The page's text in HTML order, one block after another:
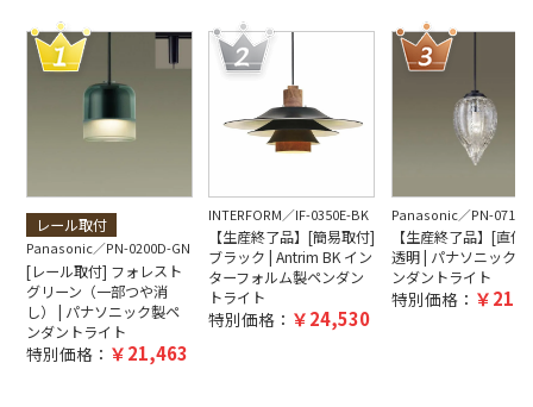
レール取付
Panasonic PN-0200D-GN
[レール取付] フォレスト
グリーン（一部つや消
し） | パナソニック製ペ
ンダントライト
特別価格： 21,463
INTERFORM IF-0350E-BK
【生産終了品】[簡易取付]
ブラック | Antrim BK イン
ターフォルム製ペンダン
トライト
特別価格： 24,530
Panasonic PN-
【生産終了品】[直付
透明 | パナソニック
ンダントライト
特別価格：